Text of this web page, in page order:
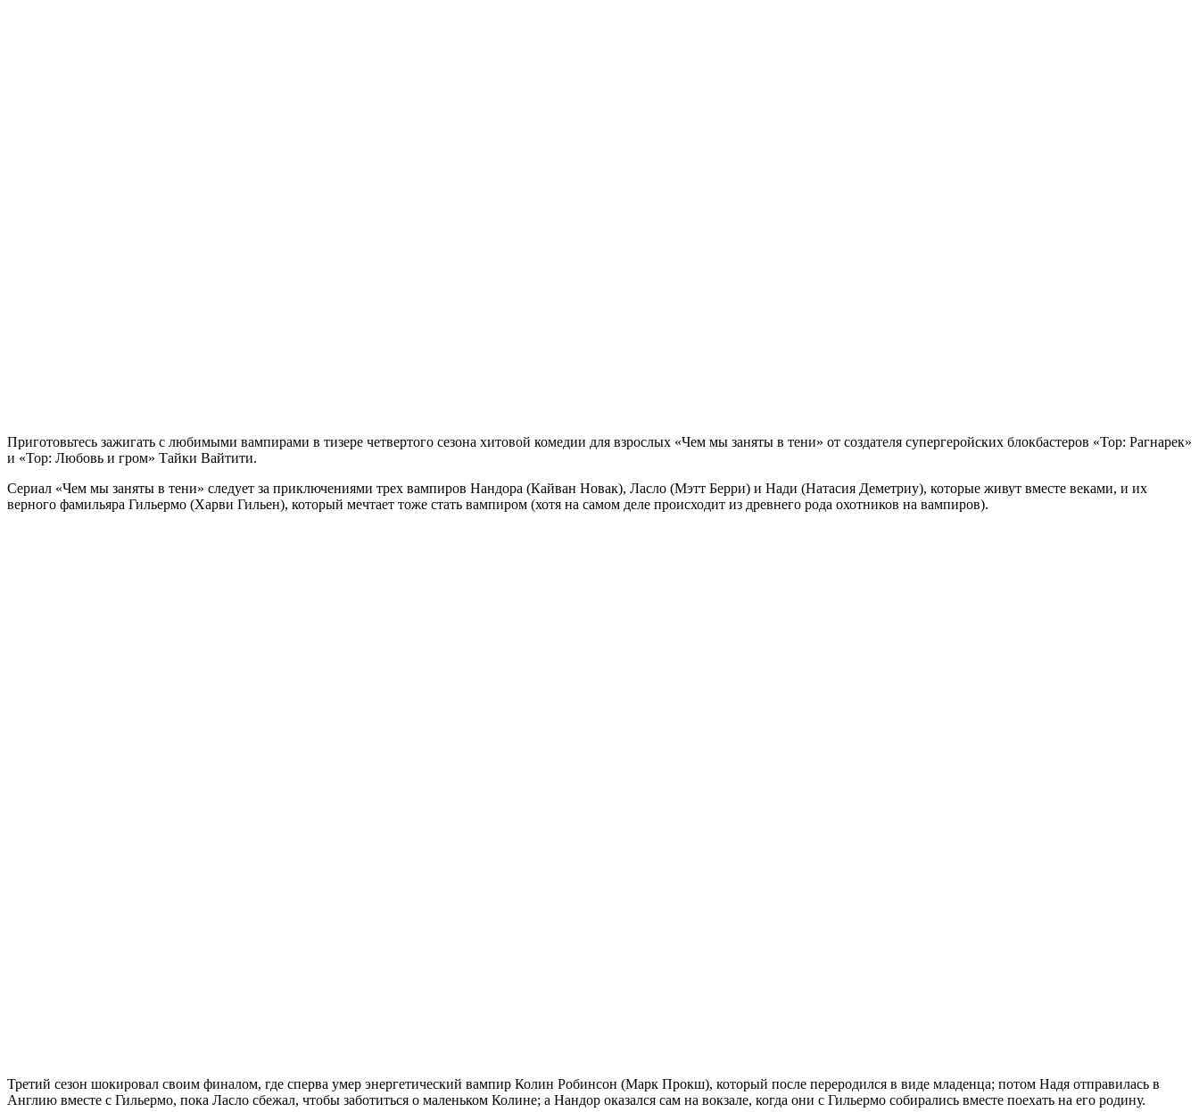
Приготовьтесь зажигать с любимыми вампирами в тизере четвертого сезона хитовой комедии для взрослых «Чем мы заняты в тени» от создателя супергеройских блокбастеров «Тор: Рагнарек»
и «Тор: Любовь и гром» Тайки Вайтити.
Сериал «Чем мы заняты в тени» следует за приключениями трех вампиров Нандора (Кайван Новак), Ласло (Мэтт Берри) и Нади (Натасия Деметриу), которые живут вместе веками, и их
верного фамильяра Гильермо (Харви Гильен), который мечтает тоже стать вампиром (хотя на самом деле происходит из древнего рода охотников на вампиров).
Третий сезон шокировал своим финалом, где сперва умер энергетический вампир Колин Робинсон (Марк Прокш), который после переродился в виде младенца; потом Надя отправилась в
Англию вместе с Гильермо, пока Ласло сбежал, чтобы заботиться о маленьком Колине; а Нандор оказался сам на вокзале, когда они с Гильермо собирались вместе поехать на его родину.